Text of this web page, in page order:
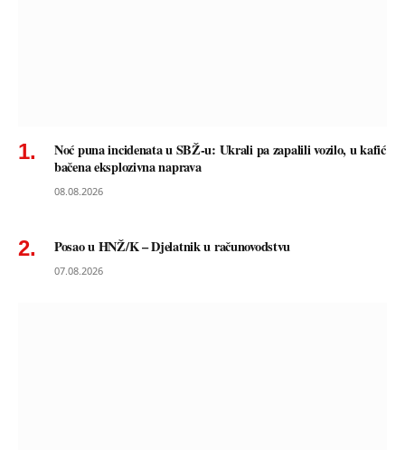
Noć puna incidenata u SBŽ-u: Ukrali pa zapalili vozilo, u kafić
bačena eksplozivna naprava
08.08.2026
Posao u HNŽ/K – Djelatnik u računovodstvu
07.08.2026